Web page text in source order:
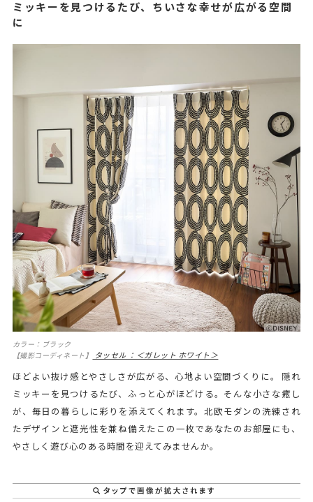
ミッキーを見つけるたび、ちいさな幸せが広がる空間
に
カラー：ブラック
【撮影コーディネート】
タッセル ：＜ガレット ホワイト＞
ほどよい抜け感とやさしさが広がる、心地よい空間づくりに。 隠れ
ミッキーを見つけるたび、ふっと心がほどける。そんな小さな癒し
が、毎日の暮らしに彩りを添えてくれます。北欧モダンの洗練され
たデザインと遮光性を兼ね備えたこの一枚であなたのお部屋にも、
やさしく遊び心のある時間を迎えてみませんか。